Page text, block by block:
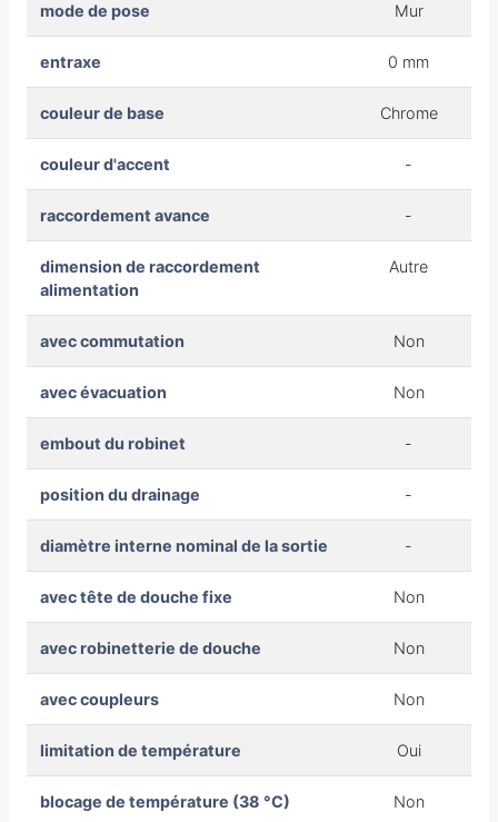
mode de pose Mur
entraxe 0 mm
couleur de base Chrome
couleur d'accent -
raccordement avance -
dimension de raccordement
alimentation
Autre
avec commutation Non
avec évacuation Non
embout du robinet -
position du drainage -
diamètre interne nominal de la sortie -
avec tête de douche fixe Non
avec robinetterie de douche Non
avec coupleurs Non
limitation de température Oui
blocage de température (38 °C) Non